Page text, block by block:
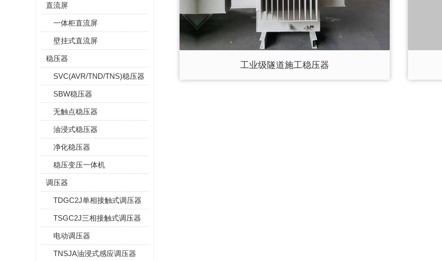
直流屏
一体柜直流屏
壁挂式直流屏
稳压器
SVC(AVR/TND/TNS)稳压器
SBW稳压器
无触点稳压器
油浸式稳压器
净化稳压器
稳压变压一体机
调压器
TDGC2J单相接触式调压器
TSGC2J三相接触式调压器
电动调压器
TNSJA油浸式感应调压器
工业级隧道施工稳压器